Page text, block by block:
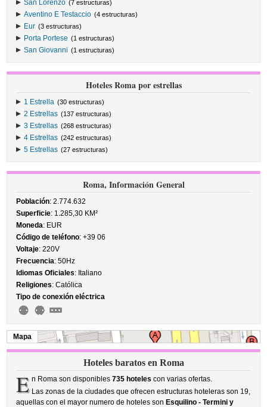
San Lorenzo (7 estructuras)
Aventino E Testaccio (4 estructuras)
Eur (3 estructuras)
Porta Portese (1 estructuras)
San Giovanni (1 estructuras)
Hoteles Roma por estrellas
1 Estrella (30 estructuras)
2 Estrellas (137 estructuras)
3 Estrellas (268 estructuras)
4 Estrellas (242 estructuras)
5 Estrellas (27 estructuras)
Roma, Información General
Población: 2.774.632
Superficie: 1.285,30 KM²
Moneda: EUR
Código de teléfono: +39 06
Voltaje: 220V
Frecuencia: 50Hz
Idiomas Oficiales: Italiano
Religiones: Católica
Tipo de conexión eléctrica
Mapa
Hoteles baratos en Roma
E n Roma son disponibles 735 hoteles con varias ofertas.
Las zonas de la ciudades que ofrecen estructuras hoteleras son 19,
aquellas con el mayor numero de hoteles son Esquilino - Termini y